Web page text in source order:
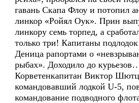
гавань Скапа Флоу и потопил
линкор «Ройял Оук». Прин
линкору семь торпед, а
только три! Капитаны подлодок
Деница рапортами о
рыбах». Доходило до
Корветенкапитан Виктор
командовавший лодкой U-5,
командование подводного